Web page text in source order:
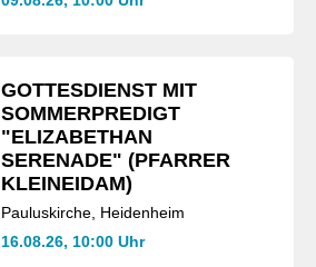
GOTTESDIENST MIT
SOMMERPREDIGT
"ELIZABETHAN
SERENADE" (PFARRER
KLEINEIDAM)
Pauluskirche, Heidenheim
16.08.26, 10:00 Uhr